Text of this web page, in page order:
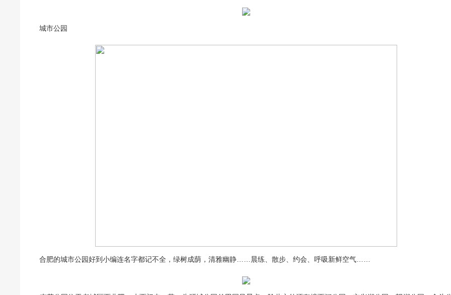
城市公园
合肥的城市公园好到小编连名字都记不全，绿树成荫，清雅幽静……晨练、散步、约会、呼吸新鲜空气……